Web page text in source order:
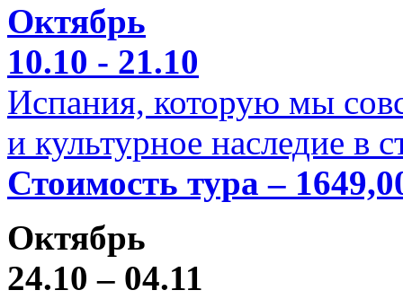
Октябрь
10.10 - 21.10
Испания, которую мы
и культурное наследие в
Стоимость тура –
Октябрь
24.10 – 04.11